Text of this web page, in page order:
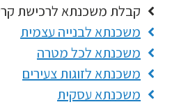
קבלת משכנתא לרכישת קרקע
משכנתא לבנייה עצמית
משכנתא לכל מטרה
משכנתא לזוגות צעירים
משכנתא עסקית